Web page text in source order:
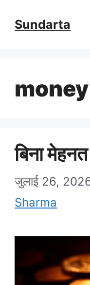
Sundarta
बिना
जुलाई 26,
Sharma